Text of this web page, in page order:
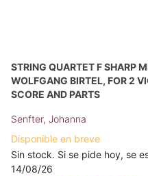
STRING QUARTET F SHARP
WOLFGANG BIRTEL, FOR 2
SCORE AND PARTS
Senfter, Johanna
Disponible en breve
Sin stock. Si se pide hoy, se
14/08/26